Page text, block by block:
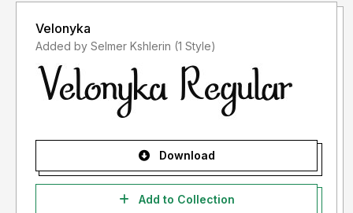
yang sifatnya tidak "komersil", alias tidak menghasilkan
profit atau keuntungan dari hasil
memanfaatkan/menggunakan font kami. Baik itu untuk
individu, Agensi Desain Grafis, Percetakan, Distro atau
Perusahaan/Korporasi.
- Silakan gunakan lisensi komersial dengan membeli melalui
https://letterena.com/
Velonyka
Added by Selmer Kshlerin (1 Style)
Download
Add to Collection